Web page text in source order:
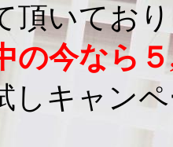
頂いてお
の今なら
キャン